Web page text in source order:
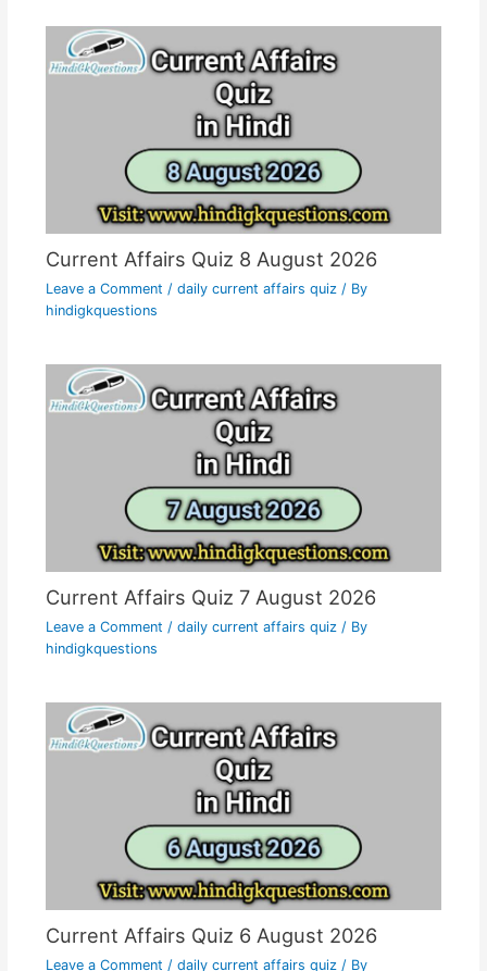
Current Affairs Quiz 8 August 2026
Leave a Comment / daily current affairs quiz / By
hindigkquestions
Current Affairs Quiz 7 August 2026
Leave a Comment / daily current affairs quiz / By
hindigkquestions
Current Affairs Quiz 6 August 2026
Leave a Comment / daily current affairs quiz / By